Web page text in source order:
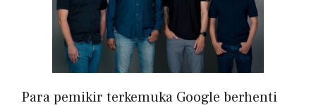
Para pemikir terkemuka Google berhenti